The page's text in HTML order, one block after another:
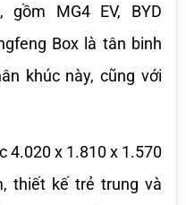
gồm MG4 EV, BYD
Box là tân binh
khúc này, cũng với
4.020 x 1.810 x 1.570
thiết kế trẻ trung và